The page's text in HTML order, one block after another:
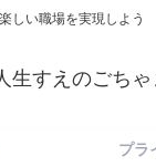
楽しい職場を実現しよう
生すえのごち
プラ